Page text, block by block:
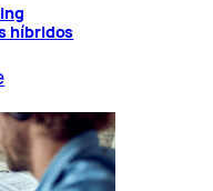
híbridos